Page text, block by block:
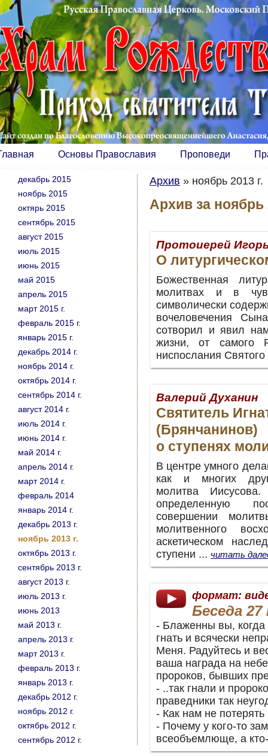
Основы Православия Проповеди
Архив » ноябрь 2013 г.
Архив за ноябрь
Протоиерей
О
Божественная
молитвах и в
символически
вочеловечения
сотворил и явил
жизни, от самого
ниспослания
Валерий Духанин
Святитель
(Брянчанинов)
о ступенях
В центре умного
как и многих
молитва
определенную
совершении
молитвенного
аскетическом
ступени ... читать
формат:
Беседа 27
- Блаженны вы, когда
гнать и всячески
Меня. Радуйтесь и
ваша награда на
пророков, бывших
- ..так гнали и
праведники так
- Как нам не потерять
- Почему у кого-то
всеобъемлюще, а
декабрь 2015
ноябрь 2015
октярь 2015
сентябрь 2015
август 2015
июль 2015
июнь 2015
май 2015
апрель 2015
март 2015 г.
февраль 2015 г.
январь 2015 г.
декабрь 2014 г.
ноябрь 2014 г.
октябрь 2014 г.
сентябрь 2014 г.
август 2014 г.
июль 2014 г.
июнь 2014 г.
май 2014 г.
апрель 2014 г.
март 2014 г.
февраль 2014
январь 2014 г.
декабрь 2013 г.
ноябрь 2013 г.
октябрь 2013 г.
сентябрь 2013 г.
август 2013 г.
июль 2013 г.
июнь 2013
май 2013 г.
апрель 2013 г.
март 2013 г.
февраль 2013 г.
январь 2013 г.
декабрь 2012 г.
ноябрь 2012 г.
октябрь 2012 г.
сентябрь 2012 г.